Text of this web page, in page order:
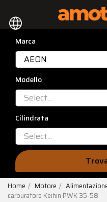
language
Marca
AEON
Modello
Select...
Cilindrata
Select...
Home Motore
carburatore Keihin PWK 35-58